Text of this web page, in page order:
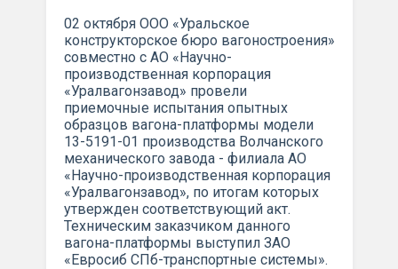
02 октября ООО «Уральское
конструкторское бюро вагоностроения»
совместно с АО «Научно-
производственная корпорация
«Уралвагонзавод» провели
приемочные испытания опытных
образцов вагона-платформы модели
13-5191-01 производства Волчанского
механического завода - филиала АО
«Научно-производственная корпорация
«Уралвагонзавод», по итогам которых
утвержден соответствующий акт.
Техническим заказчиком данного
вагона-платформы выступил ЗАО
«Евросиб СПб-транспортные системы».